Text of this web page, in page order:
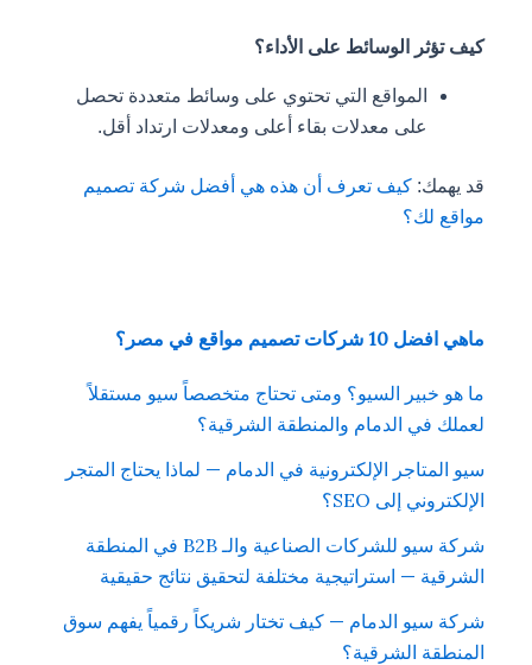
كيف تؤثر الوسائط على الأداء؟
المواقع التي تحتوي على وسائط متعددة تحصل
على معدلات بقاء أعلى ومعدلات ارتداد أقل.
قد يهمك: كيف تعرف أن هذه هي أفضل شركة تصميم
مواقع لك؟
ماهي افضل 10 شركات تصميم مواقع في مصر؟
ما هو خبير السيو؟ ومتى تحتاج متخصصاً سيو مستقلاً
لعملك في الدمام والمنطقة الشرقية؟
سيو المتاجر الإلكترونية في الدمام — لماذا يحتاج المتجر
الإلكتروني إلى SEO؟
شركة سيو للشركات الصناعية والـ B2B في المنطقة
الشرقية — استراتيجية مختلفة لتحقيق نتائج حقيقية
شركة سيو الدمام — كيف تختار شريكاً رقمياً يفهم سوق
المنطقة الشرقية؟